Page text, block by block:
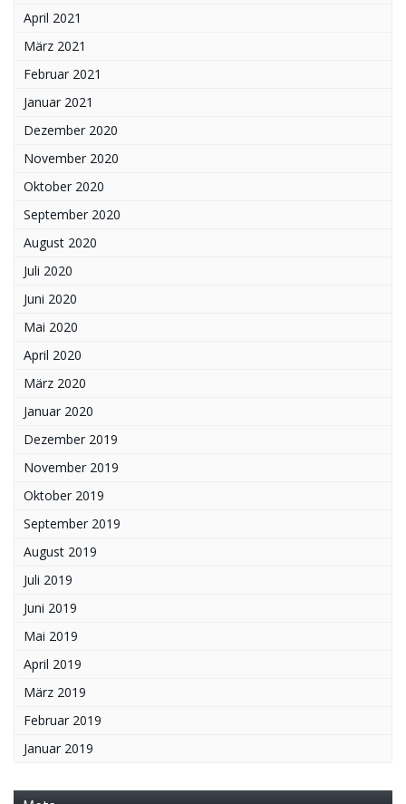
April 2021
März 2021
Februar 2021
Januar 2021
Dezember 2020
November 2020
Oktober 2020
September 2020
August 2020
Juli 2020
Juni 2020
Mai 2020
April 2020
März 2020
Januar 2020
Dezember 2019
November 2019
Oktober 2019
September 2019
August 2019
Juli 2019
Juni 2019
Mai 2019
April 2019
März 2019
Februar 2019
Januar 2019